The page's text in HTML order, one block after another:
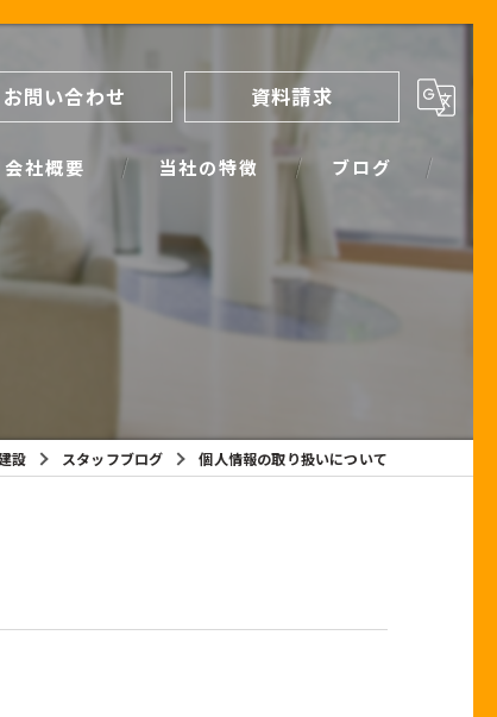
お問い合わせ 資料請求
会社概要 当社の特徴
間取り
断熱
ブログ
スタッフブログ
設 スタッフブログ 個人情報の取り扱いについて